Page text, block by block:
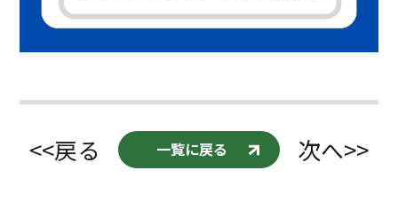
<<戻る 一覧に戻る 次へ>>